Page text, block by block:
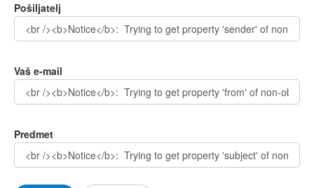
Pošiljatelj
Vaš e-mail
Predmet